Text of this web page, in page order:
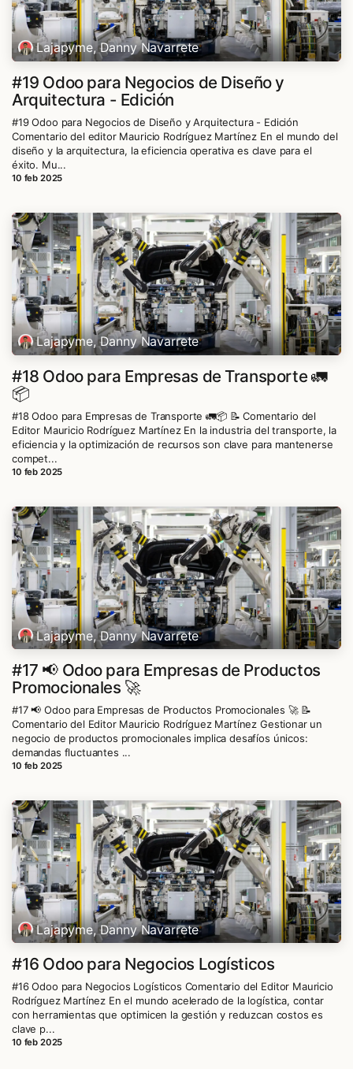
Lajapyme, Danny Navarrete
#19 Odoo para Negocios de Diseño y
Arquitectura - Edición
#19 Odoo para Negocios de Diseño y Arquitectura - Edición
Comentario del editor Mauricio Rodríguez Martínez En el mundo del
diseño y la arquitectura, la eficiencia operativa es clave para el
éxito. Mu...
10 feb 2025
Lajapyme, Danny Navarrete
#18 Odoo para Empresas de Transporte 🚛
📦
#18 Odoo para Empresas de Transporte 🚛📦 📝 Comentario del
Editor Mauricio Rodríguez Martínez En la industria del transporte, la
eficiencia y la optimización de recursos son clave para mantenerse
compet...
10 feb 2025
Lajapyme, Danny Navarrete
#17 📢 Odoo para Empresas de Productos
Promocionales 🚀
#17 📢 Odoo para Empresas de Productos Promocionales 🚀 📝
Comentario del Editor Mauricio Rodríguez Martínez Gestionar un
negocio de productos promocionales implica desafíos únicos:
demandas fluctuantes ...
10 feb 2025
Lajapyme, Danny Navarrete
#16 Odoo para Negocios Logísticos
#16 Odoo para Negocios Logísticos Comentario del Editor Mauricio
Rodríguez Martínez En el mundo acelerado de la logística, contar
con herramientas que optimicen la gestión y reduzcan costos es
clave p...
10 feb 2025